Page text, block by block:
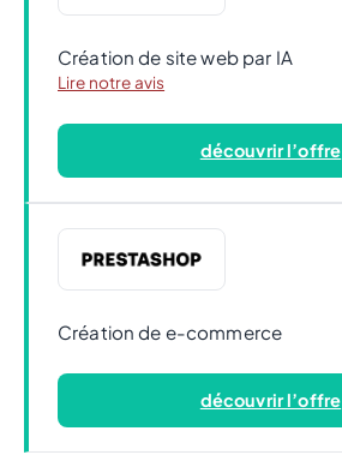
Création de site web par IA
Lire notre avis
découvrir l’offre
Création de e-commerce
découvrir l’offre